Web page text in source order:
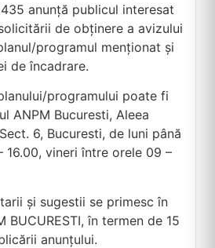
anunţă publicul interesat
de obţinere a avizului
programul menţionat şi
de încadrare.
programului poate fi
ANPM Bucuresti, Aleea
6, Bucuresti, de luni până
16.00, vineri între orele 09 –
şi sugestii se primesc în
BUCURESTI, în termen de 15
anunţului.